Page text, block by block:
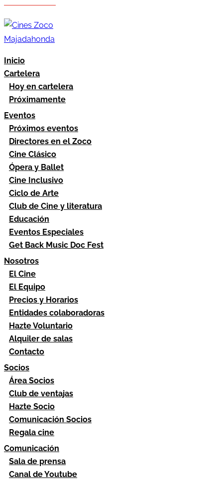
Inicio
Cartelera
Hoy en cartelera
Próximamente
Eventos
Próximos eventos
Directores en el Zoco
Cine Clásico
Ópera y Ballet
Cine Inclusivo
Ciclo de Arte
Club de Cine y literatura
Educación
Eventos Especiales
Get Back Music Doc Fest
Nosotros
El Cine
El Equipo
Precios y Horarios
Entidades colaboradoras
Hazte Voluntario
Alquiler de salas
Contacto
Socios
Área Socios
Club de ventajas
Hazte Socio
Comunicación Socios
Regala cine
Comunicación
Sala de prensa
Canal de Youtube